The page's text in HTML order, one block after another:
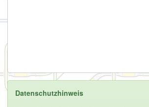
Datenschutzhinweis